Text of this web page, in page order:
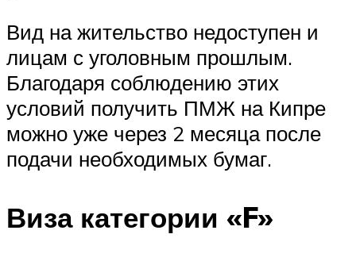
Вид на жительство недоступен и
лицам с уголовным прошлым.
Благодаря соблюдению этих
условий получить ПМЖ на Кипре
можно уже через 2 месяца после
подачи необходимых бумаг.
Виза категории «F»